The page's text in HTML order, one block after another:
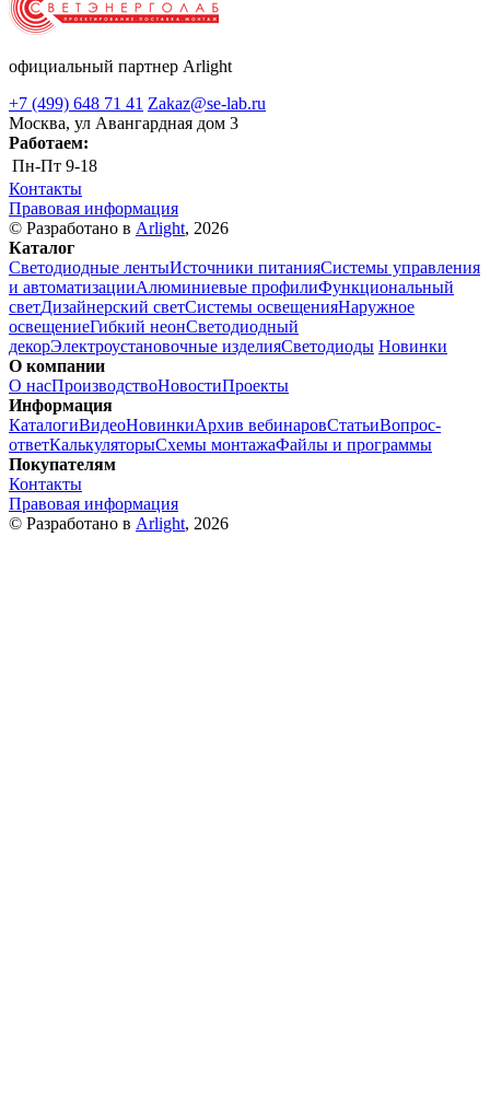
официальный партнер Arlight
+7 (499) 648 71 41 Zakaz@se-lab.ru
Москва, ул Авангардная дом 3
Работаем:
Пн-Пт 9-18
Контакты
Правовая информация
© Разработано в Arlight, 2026
Каталог
Светодиодные лентыИсточники питанияСистемы управления
и автоматизацииАлюминиевые профилиФункциональный
светДизайнерский светСистемы освещенияНаружное
освещениеГибкий неонСветодиодный
декорЭлектроустановочные изделияСветодиоды Новинки
О компании
О насПроизводствоНовостиПроекты
Информация
КаталогиВидеоНовинкиАрхив вебинаровСтатьиВопрос-
ответКалькуляторыСхемы монтажаФайлы и программы
Покупателям
Контакты
Правовая информация
© Разработано в Arlight, 2026